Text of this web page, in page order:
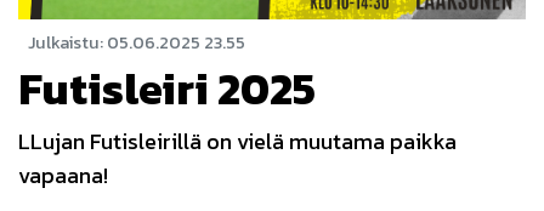
Julkaistu:05.06.2025 23.55
Futisleiri 2025
LLujan Futisleirillä on vielä muutama paikka
vapaana!